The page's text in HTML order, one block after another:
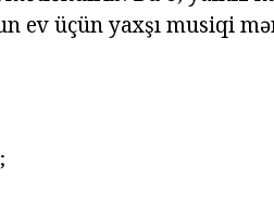
ev üçün yaxşı musiqi